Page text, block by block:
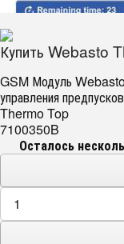
Купить Webasto
GSM Модуль
управления
Thermo Top
7100350B
Осталось